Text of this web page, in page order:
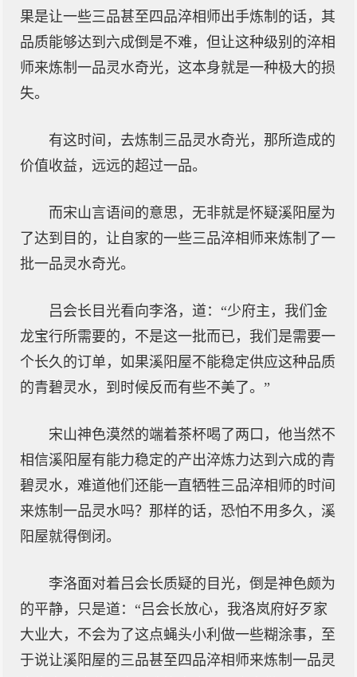
果是让一些三品甚至四品淬相师出手炼制的话，其
品质能够达到六成倒是不难，但让这种级别的淬相
师来炼制一品灵水奇光，这本身就是一种极大的损
失。
有这时间，去炼制三品灵水奇光，那所造成的
价值收益，远远的超过一品。
而宋山言语间的意思，无非就是怀疑溪阳屋为
了达到目的，让自家的一些三品淬相师来炼制了一
批一品灵水奇光。
吕会长目光看向李洛，道：“少府主，我们金
龙宝行所需要的，不是这一批而已，我们是需要一
个长久的订单，如果溪阳屋不能稳定供应这种品质
的青碧灵水，到时候反而有些不美了。”
宋山神色漠然的端着茶杯喝了两口，他当然不
相信溪阳屋有能力稳定的产出淬炼力达到六成的青
碧灵水，难道他们还能一直牺牲三品淬相师的时间
来炼制一品灵水吗？那样的话，恐怕不用多久，溪
阳屋就得倒闭。
李洛面对着吕会长质疑的目光，倒是神色颇为
的平静，只是道：“吕会长放心，我洛岚府好歹家
大业大，不会为了这点蝇头小利做一些糊涂事，至
于说让溪阳屋的三品甚至四品淬相师来炼制一品灵